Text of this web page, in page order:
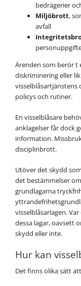
bedrägerier
Miljöbrott,
avfall
Ärenden som berör t
diskriminering eller
policys och rutiner.
En visselblåsare
anklagelser får dock
information.
disciplinbrott.
Utöver det skydd
det bestämmelser
grundlagarna
visselblåsarlagen.
dessa lagar, oavsett
skydd eller inte.
Hur kan
Det finns olika sätt